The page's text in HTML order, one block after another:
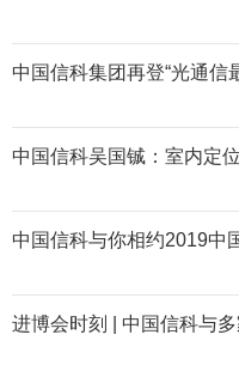
中国信科集团再登“光通信
中国信科吴国铖：室内定
中国信科与你相约2019中
进博会时刻 | 中国信科与